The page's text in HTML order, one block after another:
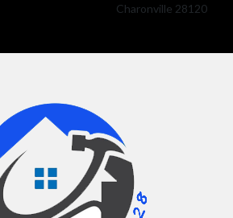
Charonville 28120